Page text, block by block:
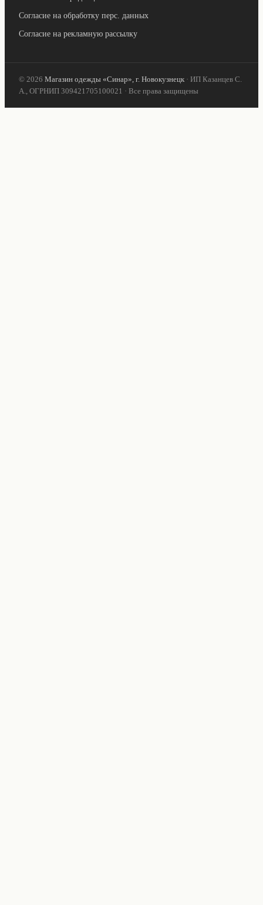
Согласие на обработку перс. данных
Согласие на рекламную рассылку
© 2026 Магазин одежды «Синар», г. Новокузнецк · ИП Казанцев С.
А., ОГРНИП 309421705100021 · Все права защищены